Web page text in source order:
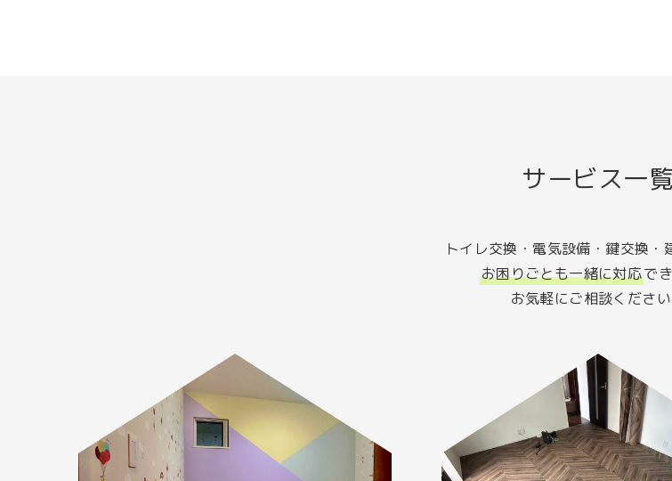
サービス一覧
トイレ交換・電気設備・鍵交換・
お困りごとも一緒に対応で
お気軽にご相談ください